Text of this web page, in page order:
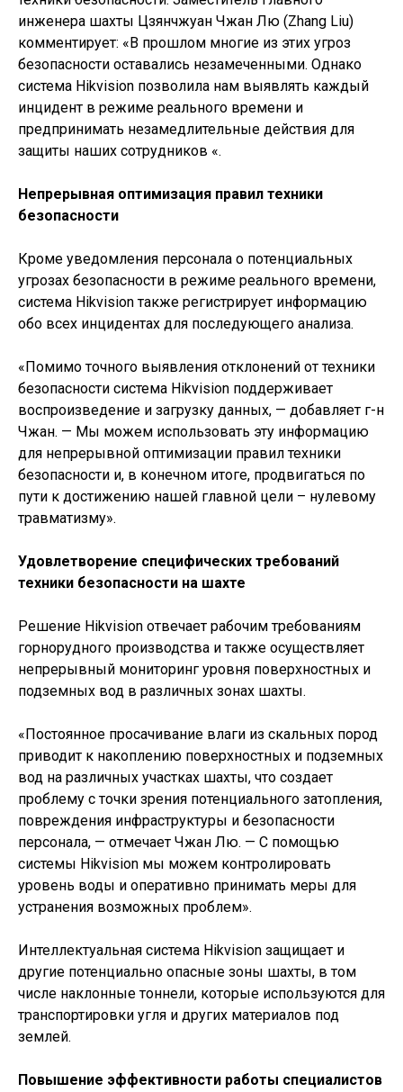
инженера шахты Цзянчжуан Чжан Лю (Zhang Liu)
комментирует: «В прошлом многие из этих угроз
безопасности оставались незамеченными. Однако
система Hikvision позволила нам выявлять каждый
инцидент в режиме реального времени и
предпринимать незамедлительные действия для
защиты наших сотрудников «.
Непрерывная оптимизация правил техники
безопасности
Кроме уведомления персонала о потенциальных
угрозах безопасности в режиме реального времени,
система Hikvision также регистрирует информацию
обо всех инцидентах для последующего анализа.
«Помимо точного выявления отклонений от техники
безопасности система Hikvision поддерживает
воспроизведение и загрузку данных, — добавляет г-н
Чжан. — Мы можем использовать эту информацию
для непрерывной оптимизации правил техники
безопасности и, в конечном итоге, продвигаться по
пути к достижению нашей главной цели – нулевому
травматизму».
Удовлетворение специфических требований
техники безопасности на шахте
Решение Hikvision отвечает рабочим требованиям
горнорудного производства и также осуществляет
непрерывный мониторинг уровня поверхностных и
подземных вод в различных зонах шахты.
«Постоянное просачивание влаги из скальных пород
приводит к накоплению поверхностных и подземных
вод на различных участках шахты, что создает
проблему с точки зрения потенциального затопления,
повреждения инфраструктуры и безопасности
персонала, — отмечает Чжан Лю. — С помощью
системы Hikvision мы можем контролировать
уровень воды и оперативно принимать меры для
устранения возможных проблем».
Интеллектуальная система Hikvision защищает и
другие потенциально опасные зоны шахты, в том
числе наклонные тоннели, которые используются для
транспортировки угля и других материалов под
землей.
Повышение эффективности работы специалистов